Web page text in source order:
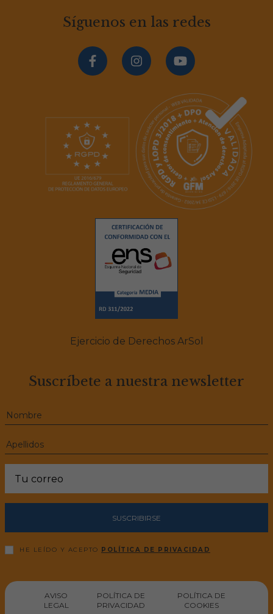
Síguenos en las redes
Ejercicio de Derechos ArSol
Suscríbete a nuestra newsletter
SUSCRIBIRSE
HE LEÍDO Y ACEPTO POLÍTICA DE PRIVACIDAD
AVISO
LEGAL
POLÍTICA DE
PRIVACIDAD
POLÍTICA DE
COOKIES